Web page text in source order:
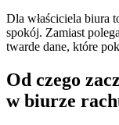
Dla właściciela biura
spokój. Zamiast
twarde dane, które
Od czego
w biurze